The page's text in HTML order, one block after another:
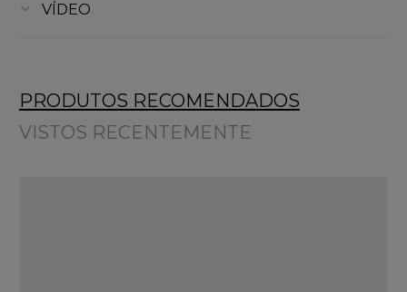
VÍDEO
PRODUTOS RECOMENDADOS
VISTOS RECENTEMENTE